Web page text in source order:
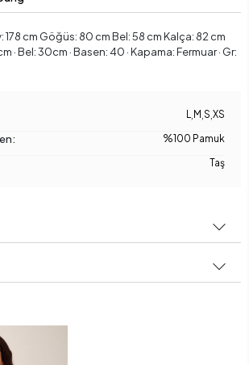
cm Göğüs: 80 cm Bel: 58 cm Kalça: 82 cm
· Bel: 30cm · Basen: 40 · Kapama: Fermuar · Gr:
L M S XS
%100 Pamuk
Taş